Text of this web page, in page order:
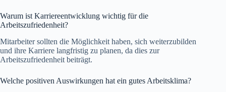
Warum ist Karriereentwicklung wichtig für die
Arbeitszufriedenheit?
Mitarbeiter sollten die Möglichkeit haben, sich weiterzubilden
und ihre Karriere langfristig zu planen, da dies zur
Arbeitszufriedenheit beiträgt.
Welche positiven Auswirkungen hat ein gutes Arbeitsklima?